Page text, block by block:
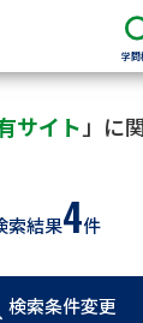
学問
ら請求
学部・学科
サイト 」に
索結果4件
検索条件変更